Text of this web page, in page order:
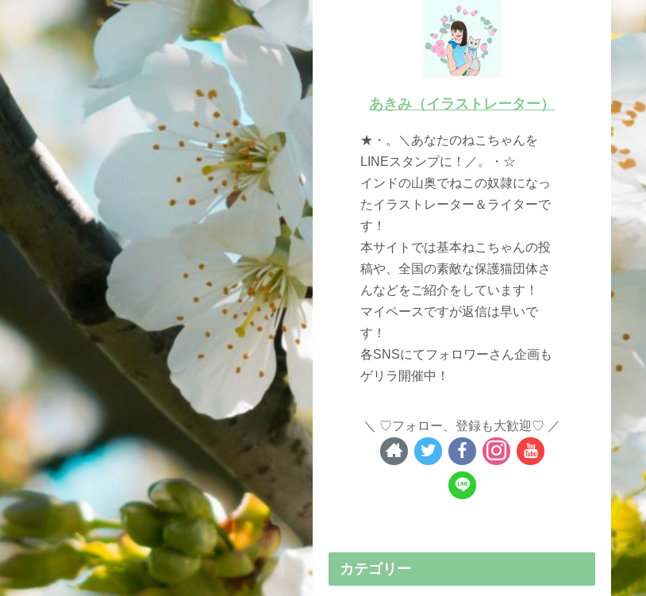
あきみ（イラストレーター）
★・。＼あなたのねこちゃんを
LINEスタンプに！／。・☆
インドの山奥でねこの奴隷になっ
たイラストレーター＆ライターで
す！
本サイトでは基本ねこちゃんの投
稿や、全国の素敵な保護猫団体さ
んなどをご紹介をしています！
マイペースですが返信は早いで
す！
各SNSにてフォロワーさん企画も
ゲリラ開催中！
♡フォロー、登録も大歓迎♡
カテゴリー